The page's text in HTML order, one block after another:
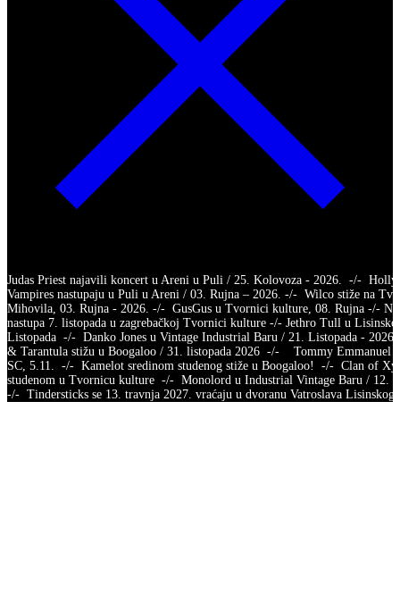
Judas Priest najavili koncert u Areni u Puli / 25. Kolovoza - 2026. -/-
Vampires nastupaju u Puli u Areni / 03. Rujna – 2026. -/- Wilco stiže na
Mihovila, 03. Rujna - 2026. -/- GusGus u Tvornici kulture, 08. Rujna -/-
nastupa 7. listopada u zagrebačkoj Tvornici kulture -/- Jethro Tull u
Listopada -/- Danko Jones u Vintage Industrial Baru / 21. Listopada -
& Tarantula stižu u Boogaloo / 31. listopada 2026 -/- Tommy Emmanuel
SC, 5.11. -/- Kamelot sredinom studenog stiže u Boogaloo! -/- Clan of
studenom u Tvornicu kulture -/- Monolord u Industrial Vintage Baru / 12.
-/- Tindersticks se 13. travnja 2027. vraćaju u dvoranu Vatroslava